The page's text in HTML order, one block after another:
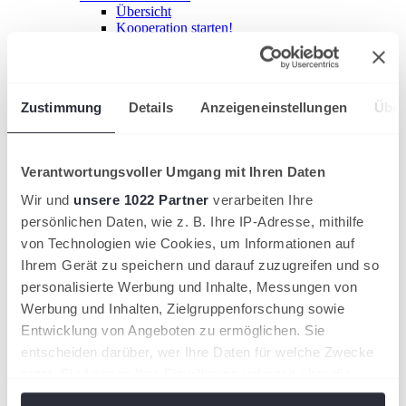
Zustimmung Details Anzeigeneinstellungen
Verantwortungsvoller Umgang mit Ihren Daten
Wir und unsere 1022 Partner verarbeiten Ihre
persönlichen Daten, wie z. B. Ihre IP-Adresse, mithilfe
von Technologien wie Cookies, um Informationen auf
Ihrem Gerät zu speichern und darauf zuzugreifen und so
personalisierte Werbung und Inhalte, Messungen von
Werbung und Inhalten, Zielgruppenforschung sowie
Entwicklung von Angeboten zu ermöglichen. Sie
entscheiden darüber, wer Ihre Daten für welche Zwecke
Cookie-Erklärung oder durch Klicken auf das Privacy
Übersicht
Kooperation starten!
Übersicht
HTV-Mitgliedschaft
Nachwuchsförderung im HTV
Übersicht
HTV-Trainerteam
Stützpunkte
HTV-Partnertrainer
Duale Karriere
Internationale Turniere
Aus- & Fortbildung
Seminarkalender